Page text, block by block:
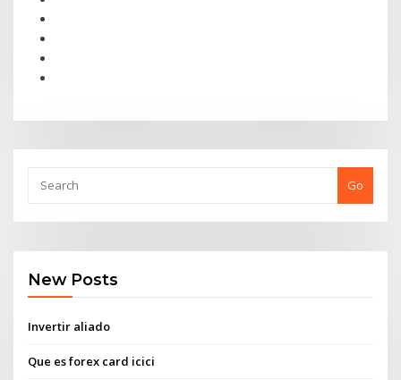
Go
New Posts
Invertir aliado
Que es forex card icici